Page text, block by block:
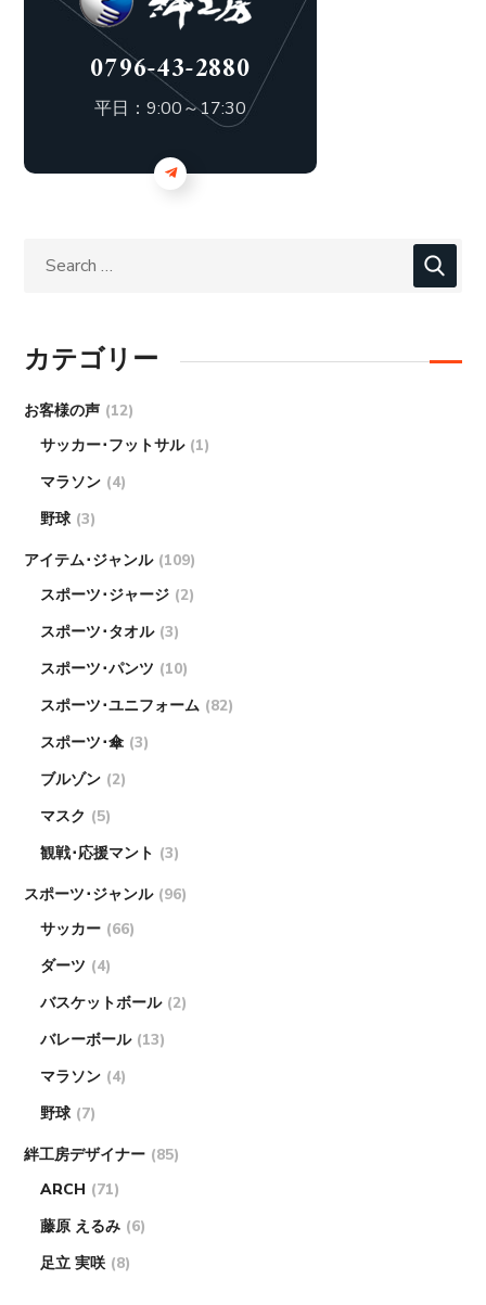
0796-43-2880
平日：9:00～17:30
カテゴリー
お客様の声 (12)
サッカー･フットサル (1)
マラソン (4)
野球 (3)
アイテム･ジャンル (109)
スポーツ･ジャージ (2)
スポーツ･タオル (3)
スポーツ･パンツ (10)
スポーツ･ユニフォーム (82)
スポーツ･傘 (3)
ブルゾン (2)
マスク (5)
観戦･応援マント (3)
スポーツ･ジャンル (96)
サッカー (66)
ダーツ (4)
バスケットボール (2)
バレーボール (13)
マラソン (4)
野球 (7)
絆工房デザイナー (85)
ARCH (71)
藤原 えるみ (6)
足立 実咲 (8)